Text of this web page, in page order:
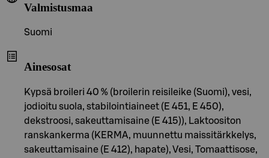
Valmistusmaa
Suomi
Ainesosat
Kypsä broileri 40 % (broilerin reisileike (Suomi), vesi,
jodioitu suola, stabilointiaineet (E 451, E 450),
dekstroosi, sakeuttamisaine (E 415)), Laktoositon
ranskankerma (KERMA, muunnettu maissitärkkelys,
sakeuttamisaine (E 412), hapate), Vesi, Tomaattisose,